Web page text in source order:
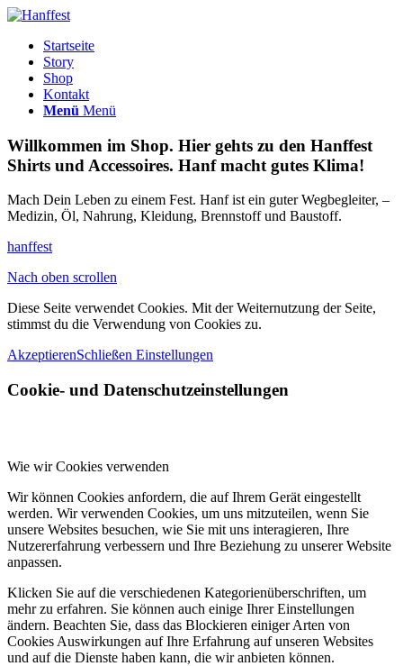
Startseite
Story
Shop
Kontakt
Menü Menü
Willkommen im Shop. Hier gehts zu den Hanffest
Shirts und Accessoires. Hanf macht gutes Klima!
Mach Dein Leben zu einem Fest. Hanf ist ein guter Wegbegleiter, –
Medizin, Öl, Nahrung, Kleidung, Brennstoff und Baustoff.
hanffest
Nach oben scrollen
Diese Seite verwendet Cookies. Mit der Weiternutzung der Seite,
stimmst du die Verwendung von Cookies zu.
AkzeptierenSchließen Einstellungen
Cookie- und Datenschutzeinstellungen
Wie wir Cookies verwenden
Wir können Cookies anfordern, die auf Ihrem Gerät eingestellt
werden. Wir verwenden Cookies, um uns mitzuteilen, wenn Sie
unsere Websites besuchen, wie Sie mit uns interagieren, Ihre
Nutzererfahrung verbessern und Ihre Beziehung zu unserer Website
anpassen.
Klicken Sie auf die verschiedenen Kategorienüberschriften, um
mehr zu erfahren. Sie können auch einige Ihrer Einstellungen
ändern. Beachten Sie, dass das Blockieren einiger Arten von
Cookies Auswirkungen auf Ihre Erfahrung auf unseren Websites
und auf die Dienste haben kann, die wir anbieten können.